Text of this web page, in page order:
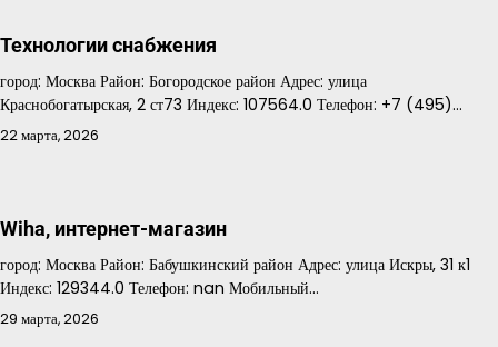
Технологии снабжения
город: Москва Район: Богородское район Адрес: улица
Краснобогатырская, 2 ст73 Индекс: 107564.0 Телефон: +7 (495)…
22 марта, 2026
Wiha, интернет-магазин
город: Москва Район: Бабушкинский район Адрес: улица Искры, 31 к1
Индекс: 129344.0 Телефон: nan Мобильный…
29 марта, 2026